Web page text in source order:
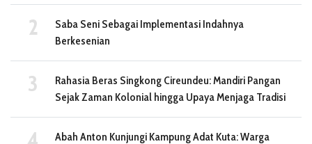
Saba Seni Sebagai Implementasi Indahnya
Berkesenian
Rahasia Beras Singkong Cireundeu: Mandiri Pangan
Sejak Zaman Kolonial hingga Upaya Menjaga Tradisi
Abah Anton Kunjungi Kampung Adat Kuta: Warga